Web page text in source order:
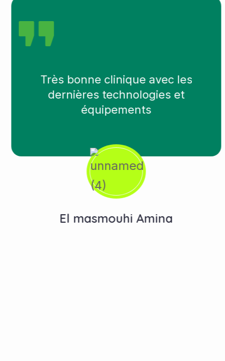
Très bonne clinique avec les
dernières technologies et
équipements
El masmouhi Amina